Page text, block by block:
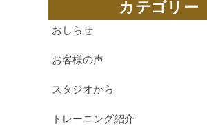
カテゴリー
おしらせ
お客様の声
スタジオから
トレーニング紹介